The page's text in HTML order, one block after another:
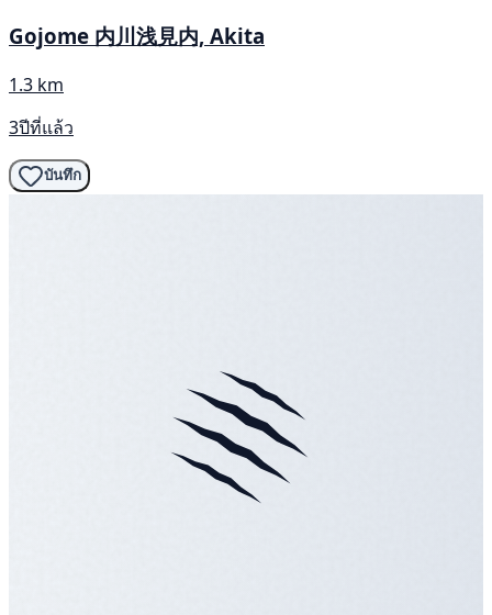
Gojome 内川浅見内, Akita
1.3 km
3ปีที่แล้ว
บันทึก